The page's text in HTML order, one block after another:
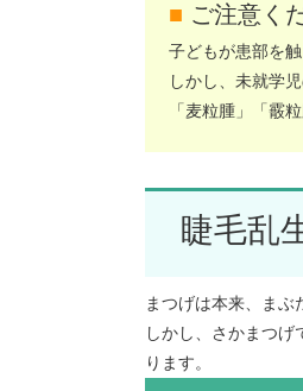
■ ご注意く
子どもが患部を
しかし、未就学
「麦粒腫」「霰
睫毛乱
まつげは本来、まぶ
しかし、さかまつ
ります。